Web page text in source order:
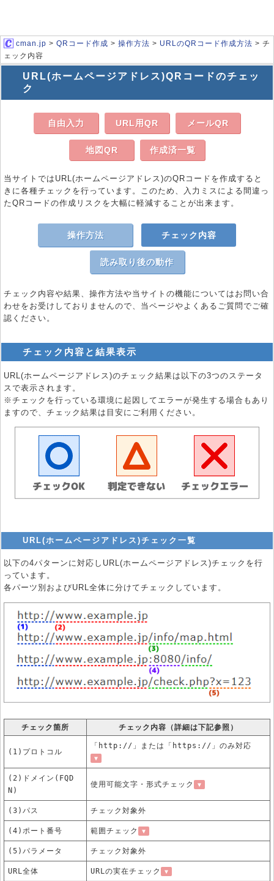
cman.jp > QRコード作成 > 操作方法 > URLのQRコード作成方法 > チ
ェック内容
URL(ホームページアドレス)QRコードのチェッ
ク
自由入力 URL用QR メールQR
地図QR 作成済一覧
当サイトではURL(ホームページアドレス)のQRコードを作成すると
きに各種チェックを行っています。このため、入力ミスによる間違っ
たQRコードの作成リスクを大幅に軽減することが出来ます。
操作方法 チェック内容
読み取り後の動作
チェック内容や結果、操作方法や当サイトの機能についてはお問い合
わせをお受けしておりませんので、当ページやよくあるご質問でご確
認ください。
チェック内容と結果表示
URL(ホームページアドレス)のチェック結果は以下の3つのステータ
スで表示されます。
※チェックを行っている環境に起因してエラーが発生する場合もあり
ますので、チェック結果は目安にご利用ください。
URL(ホームページアドレス)チェック一覧
以下の4パターンに対応しURL(ホームページアドレス)チェックを行
っています。
各パーツ別およびURL全体に分けてチェックしています。
チェック箇所 チェック内容（詳細は下記参照）
(1)プロトコル
「http://」または「https://」のみ対応
▼
(2)ドメイン(FQD
N)
使用可能文字・形式チェック ▼
(3)パス チェック対象外
(4)ポート番号 範囲チェック ▼
(5)パラメータ チェック対象外
URL全体 URLの実在チェック ▼